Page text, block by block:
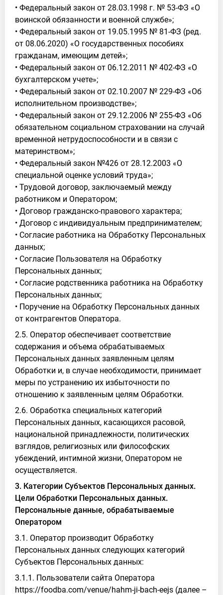
• Федеральный закон от 28.03.1998 г. № 53-ФЗ «О
воинской обязанности и военной службе»;
• Федеральный закон от 19.05.1995 № 81-ФЗ (ред.
от 08.06.2020) «О государственных пособиях
гражданам, имеющим детей»;
• Федеральный закон от 06.12.2011 № 402-ФЗ «О
бухгалтерском учете»;
• Федеральный закон от 02.10.2007 № 229-ФЗ «Об
исполнительном производстве»;
• Федеральный закон от 29.12.2006 № 255-ФЗ «Об
обязательном социальном страховании на случай
временной нетрудоспособности и в связи с
материнством»;
• Федеральный закон №426 от 28.12.2003 «О
специальной оценке условий труда»;
• Трудовой договор, заключаемый между
работником и Оператором;
• Договор гражданско-правового характера;
• Договор с индивидуальным предпринимателем;
• Согласие работника на Обработку Персональных
данных;
• Согласие Пользователя на Обработку
Персональных данных;
• Согласие родственника работника на Обработку
Персональных данных;
• Поручение на Обработку Персональных данных
от контрагентов Оператора.
2.5. Оператор обеспечивает соответствие
содержания и объема обрабатываемых
Персональных данных заявленным целям
Обработки и, в случае необходимости, принимает
меры по устранению их избыточности по
отношению к заявленным целям Обработки.
2.6. Обработка специальных категорий
Персональных данных, касающихся расовой,
национальной принадлежности, политических
взглядов, религиозных или философских
убеждений, интимной жизни, Оператором не
осуществляется.
3. Категории Субъектов Персональных данных.
Цели Обработки Персональных данных.
Персональные данные, обрабатываемые
Оператором
3.1. Оператор производит Обработку
Персональных данных следующих категорий
Субъектов Персональных данных:
3.1.1. Пользователи сайта Оператора
https://foodba.com/venue/hahm-ji-bach-eejs (далее –